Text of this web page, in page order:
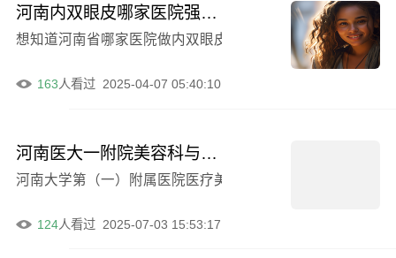
河南内双眼皮哪家医院强？俊伟环亚门诊部实力解析！
2025-04-07 05:40:10
163人看过
河南医大一附院美容科与解放军155医院整形科口碑对比介绍
河南大学第（一）附属医院医疗美容科与中国人民解放军第
2025-07-03 15:53:17
124人看过